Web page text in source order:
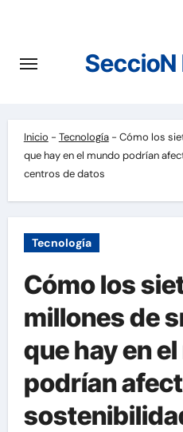
contenido
Inicio - Tecnología- Cómo los
que hay en el mundo podrían
centros de datos
Tecnología
Cómo los
millones de
que hay en
podrían